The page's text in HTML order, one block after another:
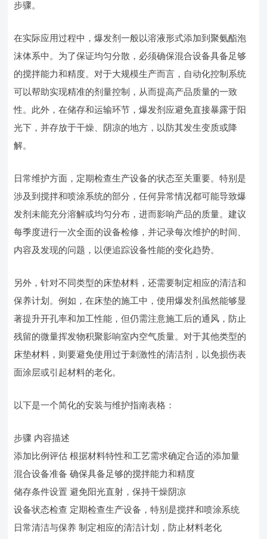
步骤。
在实际应用过程中，爆发剂一般以溶液形式添加到聚氨酯泡
沫体系中。为了保证均匀分散，必须确保混合设备具备足够
的搅拌能力和精度。对于大规模生产而言，自动化控制系统
可以帮助实现精准的剂量控制，从而提高产品质量的一致
性。此外，在储存和运输环节，爆发剂应避免直接暴露于阳
光下，并存放于干燥、阴凉的地方，以防其发生变质或降
解。
日常维护方面，定期检查生产设备的状态至关重要。特别是
涉及到搅拌和喷涂系统的部分，任何异常情况都可能导致爆
发剂未能充分溶解或均匀分布，进而影响产品的质量。建议
每季度进行一次全面的设备检修，并记录每次维护的时间、
内容及发现的问题，以便追踪设备性能的变化趋势。
另外，针对不同类型的床垫材料，还需要制定相应的清洁和
保养计划。例如，在床垫的施工中，使用爆发剂虽然能够显
著提升开孔率和加工性能，但仍需注意施工后的通风，防止
残留的微量挥发物积聚影响室内空气质量。对于其他类型的
床垫材料，则要避免使用过于刺激性的清洁剂，以免损伤表
面涂层或引起材料的老化。
以下是一个简化的安装与维护指南表格：
步骤 内容描述
添加比例评估 根据材料特性和工艺需求确定合适的添加量
混合设备准备 确保具备足够的搅拌能力和精度
储存条件设置 避免阳光直射，保持干燥阴凉
设备状态检查 定期检查生产设备，特别是搅拌和喷涂系统
日常清洁与保养 制定相应的清洁计划，防止材料老化